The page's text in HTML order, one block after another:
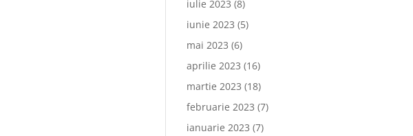
iulie 2023 (8)
iunie 2023 (5)
mai 2023 (6)
aprilie 2023 (16)
martie 2023 (18)
februarie 2023 (7)
ianuarie 2023 (7)